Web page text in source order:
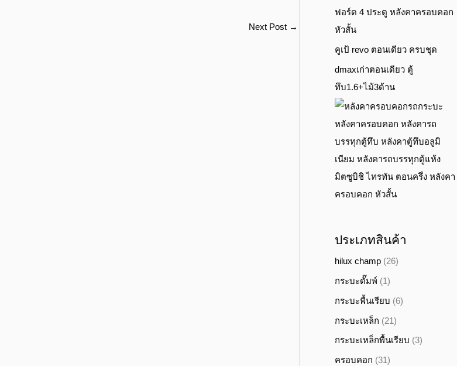
Next Post →
ฟอร์ด 4 ประตู หลังคาครอบคอก
หัวสั้น
คูเป้ revo ตอนเดียว ครบชุด
dmaxเก่าตอนเดียว ตู้
ทึบ1.6+ไม้3ด้าน
มิตซูบิชิ ไทรทัน ตอนครึ่ง หลังคา
ครอบคอก หัวสั้น
ประเภทสินค้า
hilux champ (26)
กระบะดั๊มพ์ (1)
กระบะพื้นเรียบ (6)
กระบะเหล็ก (21)
กระบะเหล็กพื้นเรียบ (3)
ครอบคอก (31)